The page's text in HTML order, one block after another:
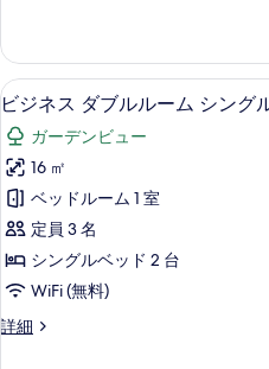
ー
の
す
べ
て
の
写
真
を
ビ
ー
の
詳
細
(1
名
様
利
用)
ダ
ブ
ル
ベ
ッ
ダ
ブ
ル
ル
ー
ム
(1
名
様
利
用)
ダ
ブ
ル
ビ
ジ
ネ
ス
ダ
ブ
ル
ー
13
ビジネス ダブルルーム シング
ガーデンビュー
16 ㎡
ベッドルーム 1 室
定員 3 名
シングルベッド 2 台
WiFi (無料)
詳細
ビ